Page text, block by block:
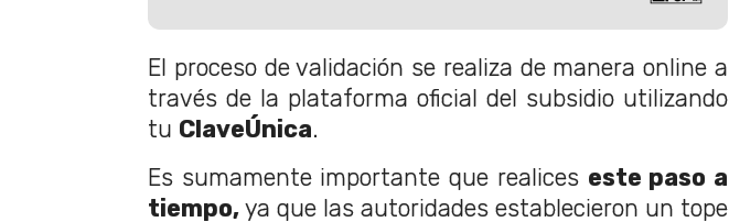
El proceso de validación se realiza de manera online a
través de la plataforma oficial del subsidio utilizando
tu ClaveÚnica.
Es sumamente importante que realices este paso a
tiempo, ya que las autoridades establecieron un tope